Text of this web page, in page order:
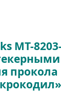
MT-